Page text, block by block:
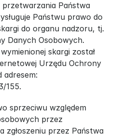
przetwarzania Państwa
Państwu prawo do
do organu nadzoru, tj.
Danych Osobowych.
skargi został
Urzędu Ochrony
adresem:
155.
sprzeciwu względem
przez
zgłoszeniu przez Państwa